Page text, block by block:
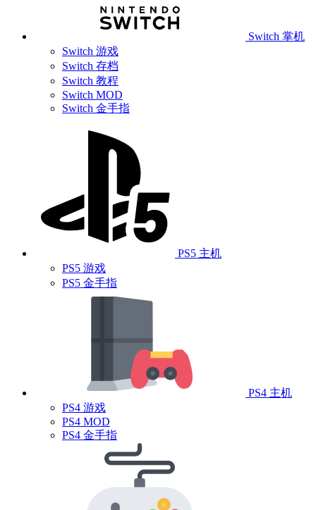
Switch 掌机
Switch 游戏
Switch 存档
Switch 教程
Switch MOD
Switch 金手指
PS5 主机
PS5 游戏
PS5 金手指
PS4 主机
PS4 游戏
PS4 MOD
PS4 金手指